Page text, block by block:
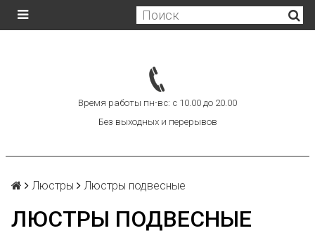
Время работы пн-вс: с 10.00 до 20.00
Без выходных и перерывов
Люстры Люстры подвесные
ЛЮСТРЫ ПОДВЕСНЫЕ